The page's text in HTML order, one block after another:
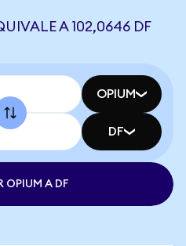
A 102,0646 DF
OPIUM
DF
OPIUM A DF